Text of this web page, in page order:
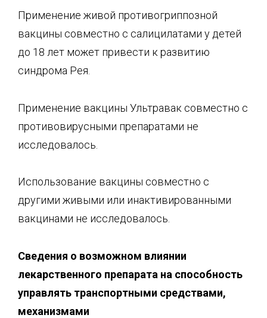
Применение живой противогриппозной
вакцины совместно с салицилатами у детей
до 18 лет может привести к развитию
синдрома Рея.
Применение вакцины Ультравак совместно с
противовирусными препаратами не
исследовалось.
Использование вакцины совместно с
другими живыми или инактивированными
вакцинами не исследовалось.
Сведения о возможном влиянии
лекарственного препарата на способность
управлять транспортными средствами,
механизмами